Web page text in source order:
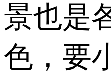
景也是
色，要